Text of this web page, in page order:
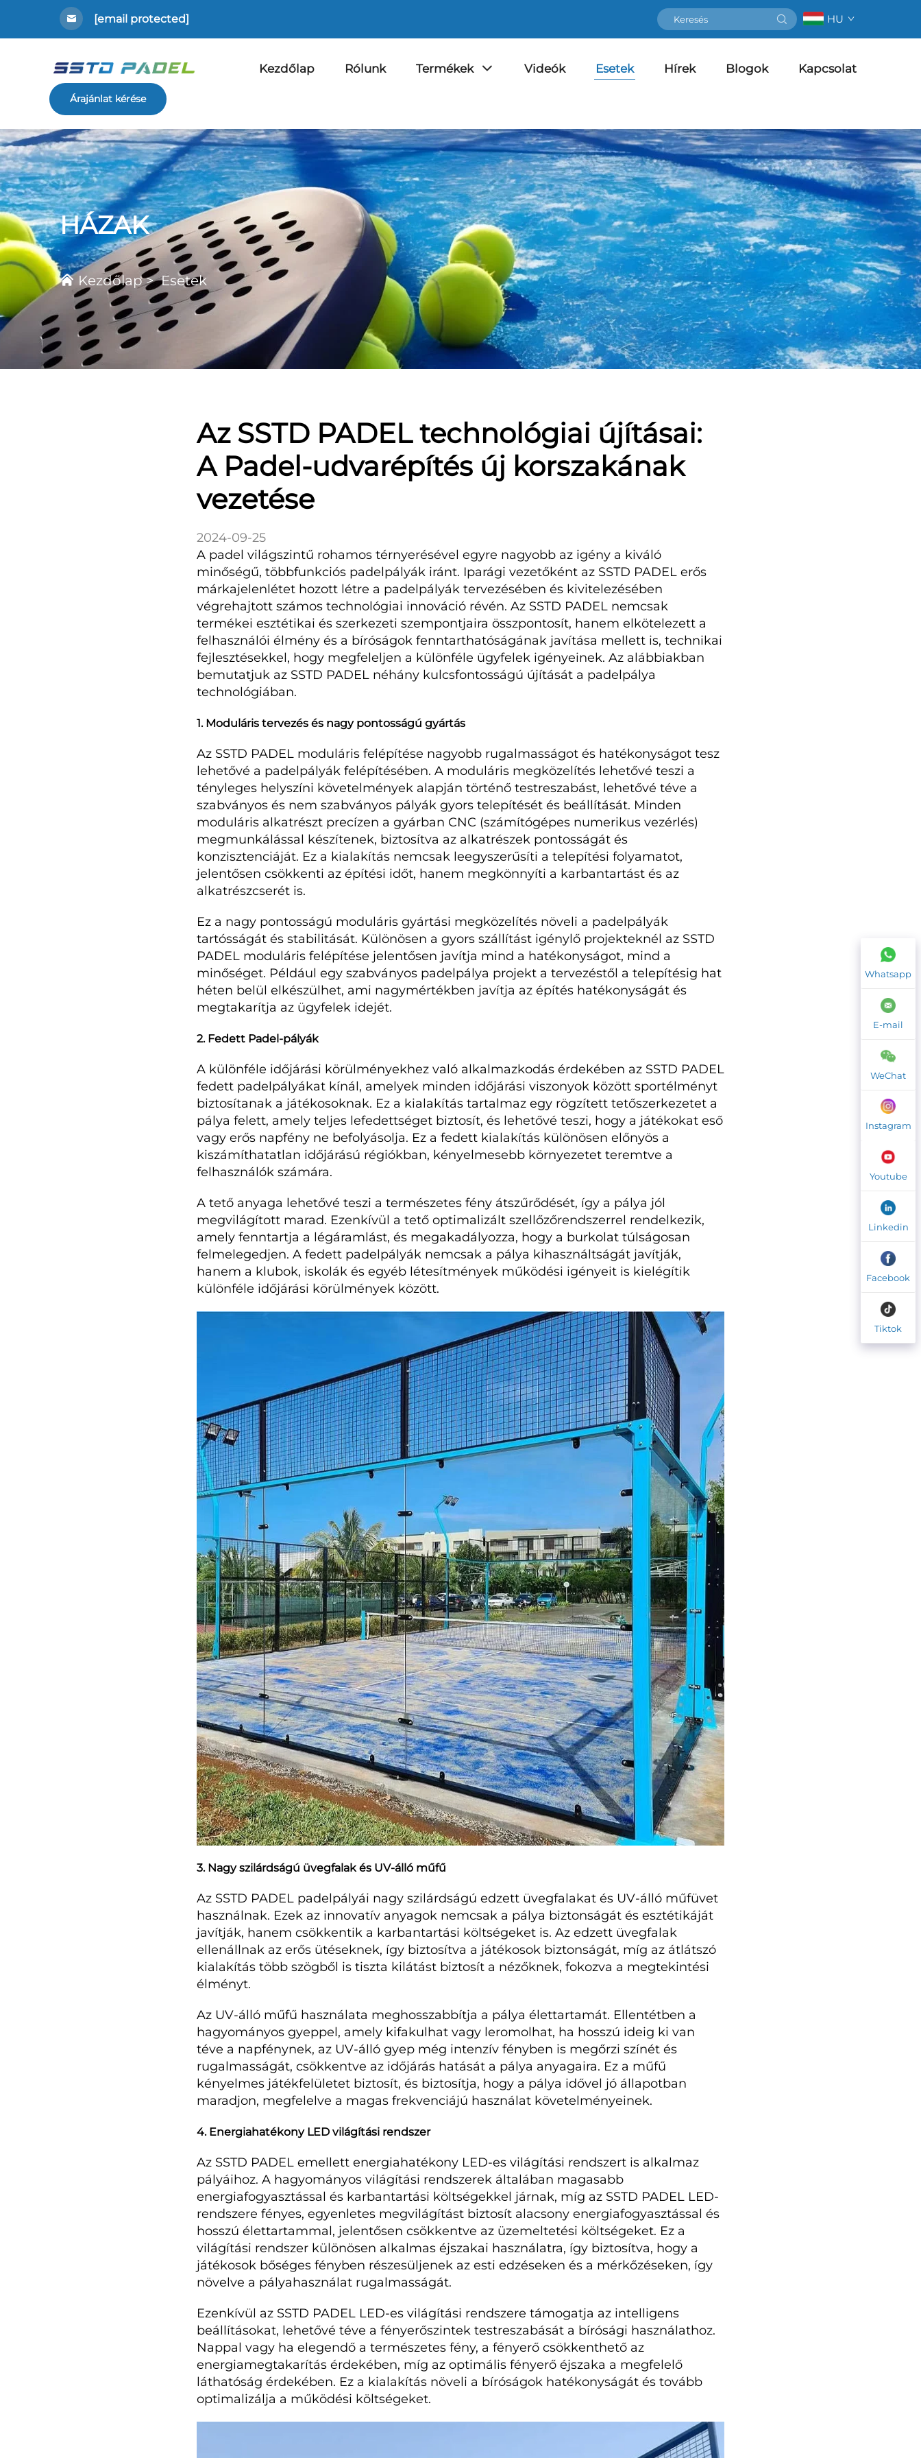
[email protected] HU
Kezdőlap Rólunk Termékek Videók Esetek Hírek Blogok Kapcsolat
Árajánlat kérése
HÁZAK
Kezdőlap>Esetek
Az SSTD PADEL technológiai újításai:
A Padel-udvarépítés új korszakának
vezetése
2024-09-25
A padel világszintű rohamos térnyerésével egyre nagyobb az igény a kiváló
minőségű, többfunkciós padelpályák iránt. Iparági vezetőként az SSTD PADEL erős
márkajelenlétet hozott létre a padelpályák tervezésében és kivitelezésében
végrehajtott számos technológiai innováció révén. Az SSTD PADEL nemcsak
termékei esztétikai és szerkezeti szempontjaira összpontosít, hanem elkötelezett a
felhasználói élmény és a bíróságok fenntarthatóságának javítása mellett is, technikai
fejlesztésekkel, hogy megfeleljen a különféle ügyfelek igényeinek. Az alábbiakban
bemutatjuk az SSTD PADEL néhány kulcsfontosságú újítását a padelpálya
technológiában.
1. Moduláris tervezés és nagy pontosságú gyártás
Az SSTD PADEL moduláris felépítése nagyobb rugalmasságot és hatékonyságot tesz
lehetővé a padelpályák felépítésében. A moduláris megközelítés lehetővé teszi a
tényleges helyszíni követelmények alapján történő testreszabást, lehetővé téve a
szabványos és nem szabványos pályák gyors telepítését és beállítását. Minden
moduláris alkatrészt precízen a gyárban CNC (számítógépes numerikus vezérlés)
megmunkálással készítenek, biztosítva az alkatrészek pontosságát és
konzisztenciáját. Ez a kialakítás nemcsak leegyszerűsíti a telepítési folyamatot,
jelentősen csökkenti az építési időt, hanem megkönnyíti a karbantartást és az
alkatrészcserét is.
Ez a nagy pontosságú moduláris gyártási megközelítés növeli a padelpályák
tartósságát és stabilitását. Különösen a gyors szállítást igénylő projekteknél az SSTD
PADEL moduláris felépítése jelentősen javítja mind a hatékonyságot, mind a
minőséget. Például egy szabványos padelpálya projekt a tervezéstől a telepítésig hat
héten belül elkészülhet, ami nagymértékben javítja az építés hatékonyságát és
megtakarítja az ügyfelek idejét.
2. Fedett Padel-pályák
A különféle időjárási körülményekhez való alkalmazkodás érdekében az SSTD PADEL
fedett padelpályákat kínál, amelyek minden időjárási viszonyok között sportélményt
biztosítanak a játékosoknak. Ez a kialakítás tartalmaz egy rögzített tetőszerkezetet a
pálya felett, amely teljes lefedettséget biztosít, és lehetővé teszi, hogy a játékokat eső
vagy erős napfény ne befolyásolja. Ez a fedett kialakítás különösen előnyös a
kiszámíthatatlan időjárású régiókban, kényelmesebb környezetet teremtve a
felhasználók számára.
A tető anyaga lehetővé teszi a természetes fény átszűrődését, így a pálya jól
megvilágított marad. Ezenkívül a tető optimalizált szellőzőrendszerrel rendelkezik,
amely fenntartja a légáramlást, és megakadályozza, hogy a burkolat túlságosan
felmelegedjen. A fedett padelpályák nemcsak a pálya kihasználtságát javítják,
hanem a klubok, iskolák és egyéb létesítmények működési igényeit is kielégítik
különféle időjárási körülmények között.
3. Nagy szilárdságú üvegfalak és UV-álló műfű
Az SSTD PADEL padelpályái nagy szilárdságú edzett üvegfalakat és UV-álló műfüvet
használnak. Ezek az innovatív anyagok nemcsak a pálya biztonságát és esztétikáját
javítják, hanem csökkentik a karbantartási költségeket is. Az edzett üvegfalak
ellenállnak az erős ütéseknek, így biztosítva a játékosok biztonságát, míg az átlátszó
kialakítás több szögből is tiszta kilátást biztosít a nézőknek, fokozva a megtekintési
élményt.
Az UV-álló műfű használata meghosszabbítja a pálya élettartamát. Ellentétben a
hagyományos gyeppel, amely kifakulhat vagy leromolhat, ha hosszú ideig ki van
téve a napfénynek, az UV-álló gyep még intenzív fényben is megőrzi színét és
rugalmasságát, csökkentve az időjárás hatását a pálya anyagaira. Ez a műfű
kényelmes játékfelületet biztosít, és biztosítja, hogy a pálya idővel jó állapotban
maradjon, megfelelve a magas frekvenciájú használat követelményeinek.
4. Energiahatékony LED világítási rendszer
Az SSTD PADEL emellett energiahatékony LED-es világítási rendszert is alkalmaz
pályáihoz. A hagyományos világítási rendszerek általában magasabb
energiafogyasztással és karbantartási költségekkel járnak, míg az SSTD PADEL LED-
rendszere fényes, egyenletes megvilágítást biztosít alacsony energiafogyasztással és
hosszú élettartammal, jelentősen csökkentve az üzemeltetési költségeket. Ez a
világítási rendszer különösen alkalmas éjszakai használatra, így biztosítva, hogy a
játékosok bőséges fényben részesüljenek az esti edzéseken és a mérkőzéseken, így
növelve a pályahasználat rugalmasságát.
Ezenkívül az SSTD PADEL LED-es világítási rendszere támogatja az intelligens
beállításokat, lehetővé téve a fényerőszintek testreszabását a bírósági használathoz.
Nappal vagy ha elegendő a természetes fény, a fényerő csökkenthető az
energiamegtakarítás érdekében, míg az optimális fényerő éjszaka a megfelelő
láthatóság érdekében. Ez a kialakítás növeli a bíróságok hatékonyságát és tovább
optimalizálja a működési költségeket.
Whatsapp
E-mail
WeChat
Instagram
Youtube
Linkedin
Facebook
Tiktok